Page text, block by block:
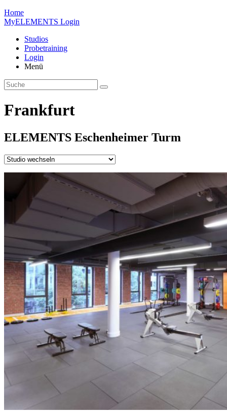
Home
MyELEMENTS Login
Studios
Probe­training
Login
Menü
Frankfurt
ELEMENTS Eschen­heimer Turm